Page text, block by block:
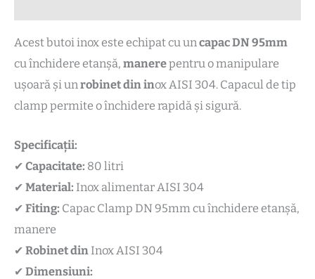
Acest butoi inox este echipat cu un capac DN 95mm
cu închidere etanșă, manerepentru o manipulare
ușoară și un robinet din inox AISI 304. Capacul de tip
clamp permite o închidere rapidă și sigură.
Specificații:
✔ Capacitate: 80 litri
✔ Material: Inox alimentar AISI 304
✔ Fiting: Capac Clamp DN 95mm cu închidere etanșă,
manere
✔ Robinet din Inox AISI 304
✔ Dimensiuni: